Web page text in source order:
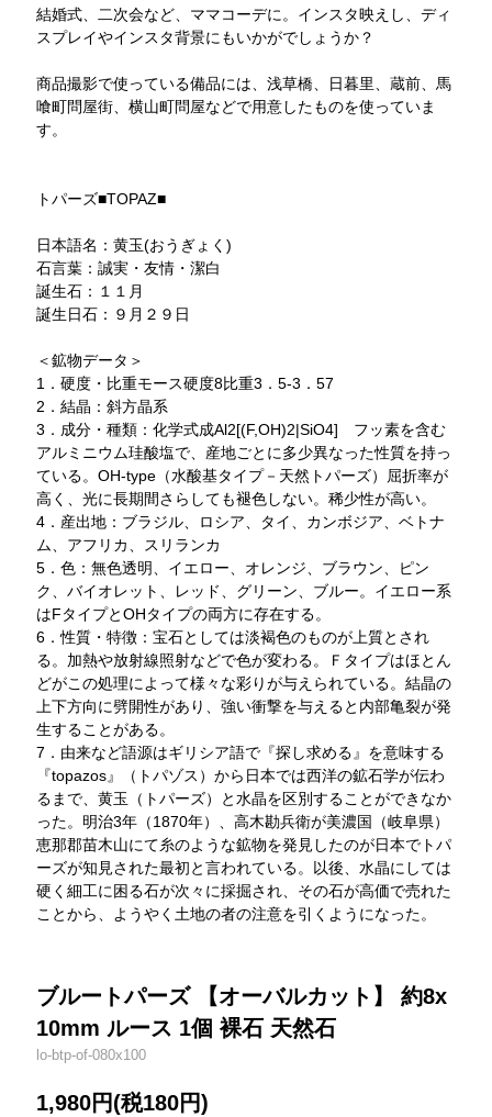
結婚式、二次会など、ママコーデに。インスタ映えし、ディ
スプレイやインスタ背景にもいかがでしょうか？
商品撮影で使っている備品には、浅草橋、日暮里、蔵前、馬
喰町問屋街、横山町問屋などで用意したものを使っていま
す。
トパーズ■TOPAZ■
日本語名：黄玉(おうぎょく)
石言葉：誠実・友情・潔白
誕生石：１１月
誕生日石：９月２９日
＜鉱物データ＞
1．硬度・比重モース硬度8比重3．5-3．57
2．結晶：斜方晶系
3．成分・種類：化学式成Al2[(F,OH)2|SiO4] フッ素を含む
アルミニウム珪酸塩で、産地ごとに多少異なった性質を持っ
ている。OH-type（水酸基タイプ－天然トパーズ）屈折率が
高く、光に長期間さらしても褪色しない。稀少性が高い。
4．産出地：ブラジル、ロシア、タイ、カンボジア、ベトナ
ム、アフリカ、スリランカ
5．色：無色透明、イエロー、オレンジ、ブラウン、ピン
ク、バイオレット、レッド、グリーン、ブルー。イエロー系
はFタイプとOHタイプの両方に存在する。
6．性質・特徴：宝石としては淡褐色のものが上質とされ
る。加熱や放射線照射などで色が変わる。Ｆタイプはほとん
どがこの処理によって様々な彩りが与えられている。結晶の
上下方向に劈開性があり、強い衝撃を与えると内部亀裂が発
生することがある。
7．由来など語源はギリシア語で『探し求める』を意味する
『topazos』（トパゾス）から日本では西洋の鉱石学が伝わ
るまで、黄玉（トパーズ）と水晶を区別することができなか
った。明治3年（1870年）、高木勘兵衛が美濃国（岐阜県）
恵那郡苗木山にて糸のような鉱物を発見したのが日本でトパ
ーズが知見された最初と言われている。以後、水晶にしては
硬く細工に困る石が次々に採掘され、その石が高価で売れた
ことから、ようやく土地の者の注意を引くようになった。
ブルートパーズ 【オーバルカット】 約8x
10mm ルース 1個 裸石 天然石
lo-btp-of-080x100
1,980円(税180円)